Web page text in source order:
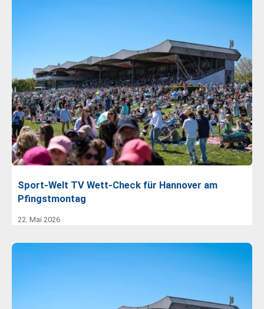
Sport-Welt TV Wett-Check für Hannover am
Pfingstmontag
22. Mai 2026